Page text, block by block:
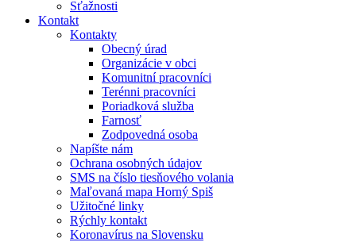
Sťažnosti
Kontakt
Kontakty
Obecný úrad
Organizácie v obci
Komunitní pracovníci
Terénni pracovníci
Poriadková služba
Farnosť
Zodpovedná osoba
Napíšte nám
Ochrana osobných údajov
SMS na číslo tiesňového volania
Maľovaná mapa Horný Spiš
Užitočné linky
Rýchly kontakt
Koronavírus na Slovensku